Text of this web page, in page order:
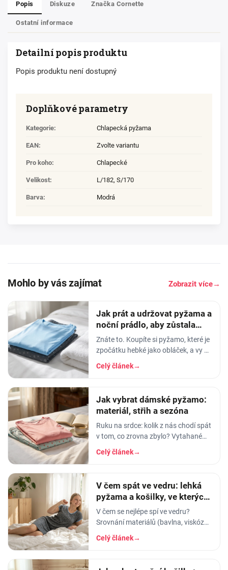
Popis Diskuze Značka Cornette
Ostatní informace
Detailní popis produktu
Popis produktu není dostupný
Doplňkové parametry
Kategorie: Chlapecká pyžama
EAN: Zvolte variantu
Pro koho: Chlapecké
Velikost: L/182, S/170
Barva: Modrá
Mohlo by vás zajímat Zobrazit více→
Jak prát a udržovat pyžama a
noční prádlo, aby zůstala
měkká
Znáte to. Koupíte si pyžamo, které je
zpočátku hebké jako obláček, a vy v
něm usínáte s pocitem, že spíte v
luxusu. Po pár měsících praní z něj…
Celý článek→
Jak vybrat dámské pyžamo:
materiál, střih a sezóna
Ruku na srdce: kolik z nás chodí spát
v tom, co zrovna zbylo? Vytahané
tričko po manželovi, staré legíny,
jedna nohavice nahoře, druhá dole.
Celý článek→
V čem spát ve vedru: lehká
pyžama a košilky, ve kterých
se nezapaříte
V čem se nejlépe spí ve vedru?
Srovnání materiálů (bavlna, viskóza,
len, hedvábí) a tipy na lehká letní
pyžama a noční košilky, ve kterých
Celý článek→